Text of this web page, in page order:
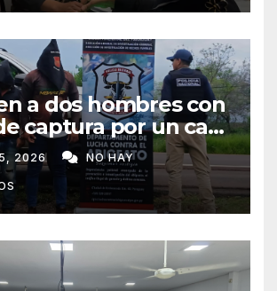
a dos hombres con
captura por un caso
2026 NO HAY